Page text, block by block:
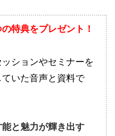
特典をプレゼント！
ションやセミナーを
いた音声と資料で
と魅力が輝き出す